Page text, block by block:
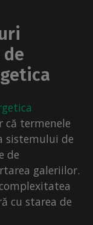
că termenele
sistemului de
de
galeriilor.
cu starea de